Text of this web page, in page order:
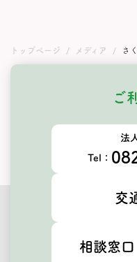
トップページ メディア さ
ご
法
Tel：
交
相談窓